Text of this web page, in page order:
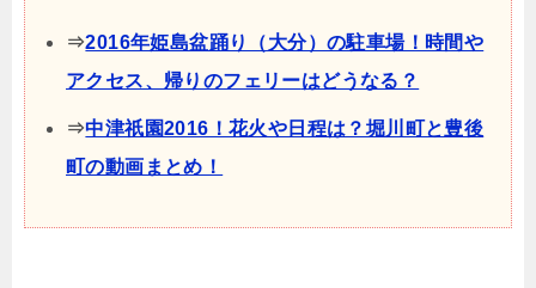
⇒2016年姫島盆踊り（大分）の駐車場！時間や
アクセス、帰りのフェリーはどうなる？
⇒中津祇園2016！花火や日程は？堀川町と豊後
町の動画まとめ！